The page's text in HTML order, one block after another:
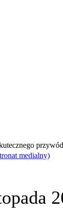
medialny)